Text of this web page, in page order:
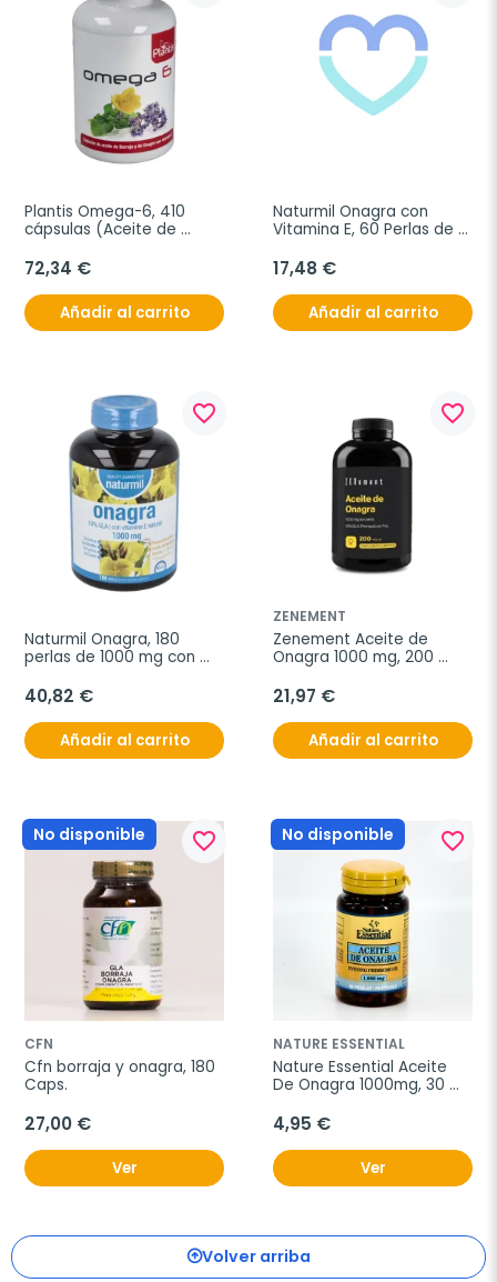
Plantis Omega-6, 410
cápsulas (Aceite de
Vitamina E)
72,34 €
Añadir al carrito
Naturmil Onagra con
Vitamina E, 60 Perlas de
17,48 €
Añadir al carrito
favorite_border
Naturmil Onagra, 180
perlas de 1000 mg con
40,82 €
Añadir al carrito
favorite_border
ZENEMENT
Zenement Aceite de
Onagra 1000 mg, 200
21,97 €
Añadir al carrito
No disponible favorite_border
CFN
Cfn borraja y onagra, 180
Caps.
27,00 €
Ver
No disponible favorite_border
NATURE ESSENTIAL
Nature Essential Aceite
De Onagra 1000mg, 30
4,95 €
Ver
Volver arriba